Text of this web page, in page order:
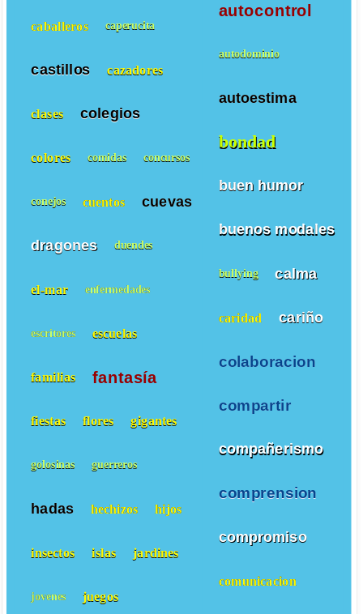
autocontrol
autodominio
autoestima
bondad
buen humor
buenos modales
bullying calma
caridad cariño
colaboracion
compartir
compañerismo
comprension
compromiso
comunicacion
caballeros caperucita
castillos cazadores
clases colegios
colores comidas concursos
conejos cuentos cuevas
dragones duendes
el-mar enfermedades
escritores escuelas
familias fantasía
fiestas flores gigantes
golosinas guerreros
hadas hechizos hijos
insectos islas jardines
jovenes juegos